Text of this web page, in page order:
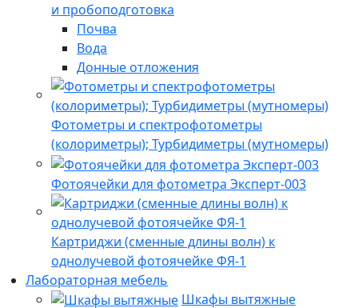
и пробоподготовка
Почва
Вода
Донные отложения
Фотометры и спектрофотометры
(колориметры); Турбидиметры (мутномеры)
Фотоячейки для фотометра Эксперт-003
Картриджи (сменные длины волн) к
однолучевой фотоячейке ФЯ-1
Лабораторная мебель
Шкафы вытяжные